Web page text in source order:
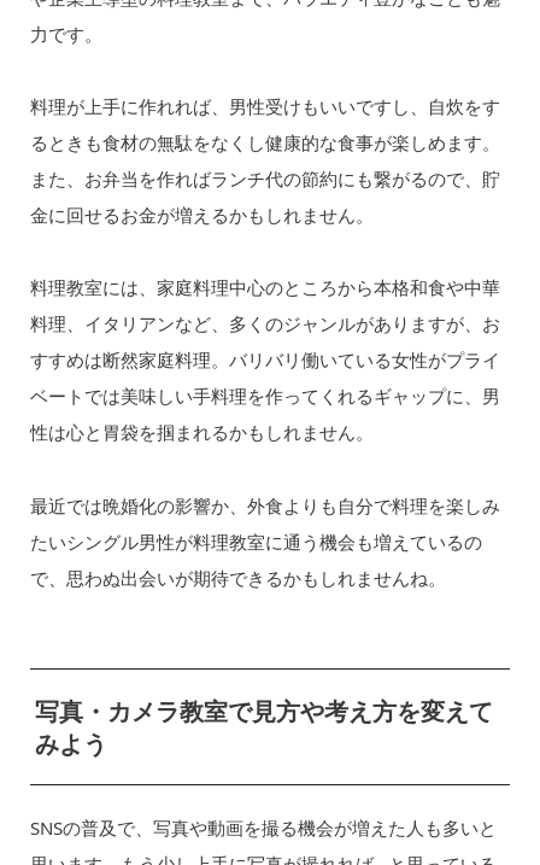
力です。
料理が上手に作れれば、男性受けもいいですし、自炊をす
るときも食材の無駄をなくし健康的な食事が楽しめます。
また、お弁当を作ればランチ代の節約にも繋がるので、貯
金に回せるお金が増えるかもしれません。
料理教室には、家庭料理中心のところから本格和食や中華
料理、イタリアンなど、多くのジャンルがありますが、お
すすめは断然家庭料理。バリバリ働いている女性がプライ
ベートでは美味しい手料理を作ってくれるギャップに、男
性は心と胃袋を掴まれるかもしれません。
最近では晩婚化の影響か、外食よりも自分で料理を楽しみ
たいシングル男性が料理教室に通う機会も増えているの
で、思わぬ出会いが期待できるかもしれませんね。
写真・カメラ教室で見方や考え方を変えて
みよう
SNSの普及で、写真や動画を撮る機会が増えた人も多いと